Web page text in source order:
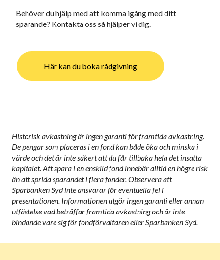
Behöver du hjälp med att komma igång med ditt
sparande? Kontakta oss så hjälper vi dig.
Här kan du boka rådgivning
Historisk avkastning är ingen garanti för framtida avkastning.
De pengar som placeras i en fond kan både öka och minska i
värde och det är inte säkert att du får tillbaka hela det insatta
kapitalet. Att spara i en enskild fond innebär alltid en högre risk
än att sprida sparandet i flera fonder. Observera att
Sparbanken Syd inte ansvarar för eventuella fel i
presentationen. Informationen utgör ingen garanti eller annan
utfästelse vad beträffar framtida avkastning och är inte
bindande vare sig för fondförvaltaren eller Sparbanken Syd.